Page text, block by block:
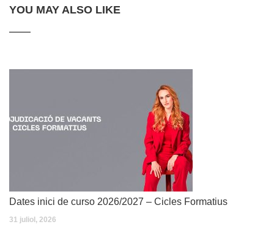
YOU MAY ALSO LIKE
Dates inici de curso 2026/2027 – Cicles Formatius
31 juliol, 2026